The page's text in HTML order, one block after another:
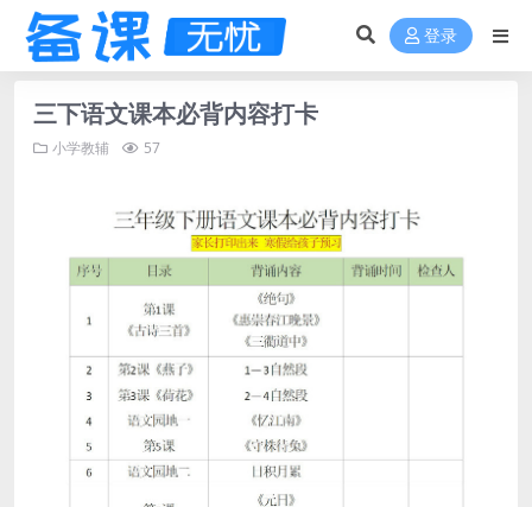
登录
三下语文课本必背内容打卡
小学教辅 57